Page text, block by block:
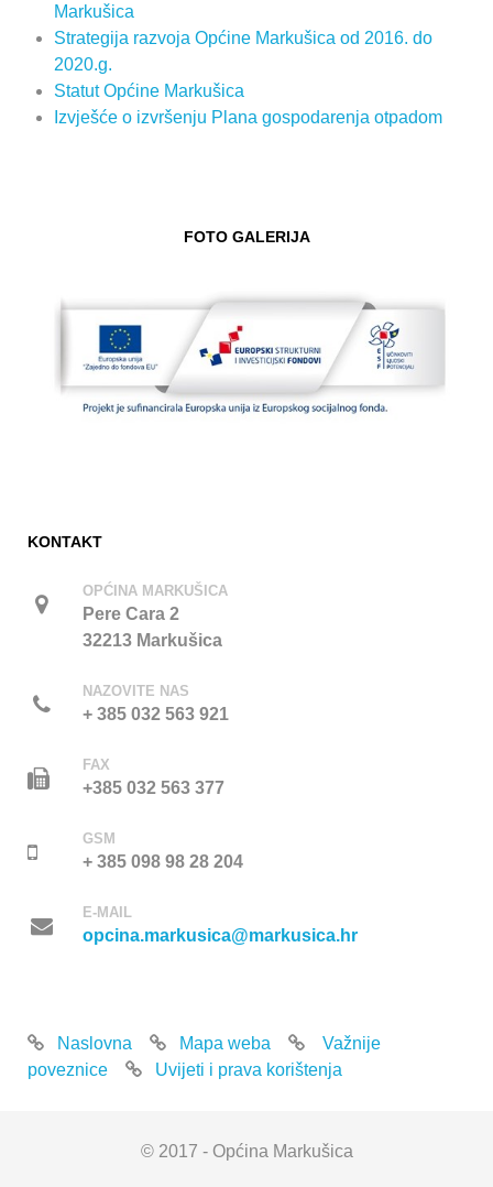
Markušica
Strategija razvoja Općine Markušica od 2016. do
2020.g.
Statut Općine Markušica
Izvješće o izvršenju Plana gospodarenja otpadom
FOTO GALERIJA
KONTAKT
OPĆINA MARKUŠICA
Pere Cara 2
32213 Markušica
NAZOVITE NAS
+ 385 032 563 921
FAX
+385 032 563 377
GSM
+ 385 098 98 28 204
E-MAIL
opcina.markusica@markusica.hr
Naslovna Mapa weba
Važnije
poveznice
Uvijeti i prava korištenja
© 2017 - Općina Markušica